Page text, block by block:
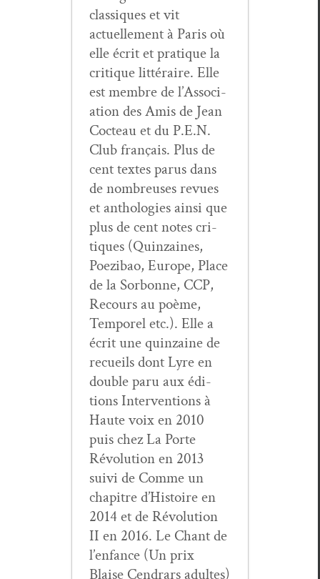
clas­siques et vit
actuelle­ment à Paris où
elle écrit et pra­tique la
cri­tique lit­téraire. Elle
est mem­bre de l’As­so­ci­
a­tion des Amis de Jean
Cocteau et du P.E.N.
Club français. Plus de
cent textes parus dans
de nom­breuses revues
et antholo­gies ain­si que
plus de cent notes cri­
tiques (Quin­zaines,
Poez­ibao, Europe, Place
de la Sor­bonne, CCP,
Recours au poème,
Tem­porel etc.). Elle a
écrit une quin­zaine de
recueils dont Lyre en
dou­ble paru aux édi­
tions Inter­ven­tions à
Haute voix en 2010
puis chez La Porte
Révo­lu­tion en 2013
suivi de Comme un
chapitre d’His­toire en
2014 et de Révo­lu­tion
II en 2016. Le Chant de
l’en­fance (Un prix
Blaise Cen­drars adultes)